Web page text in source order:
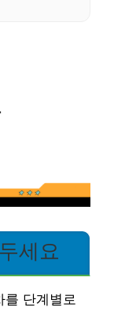
세요
를 단계별로